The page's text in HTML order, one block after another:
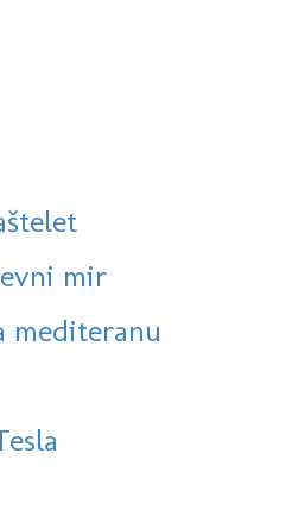
mir
mediteranu